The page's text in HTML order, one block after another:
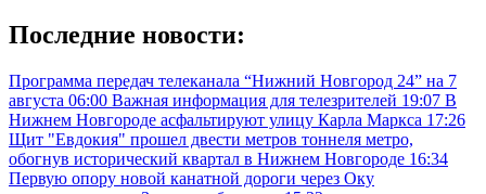
Последние новости:
Программа передач телеканала “Нижний Новгород 24” на 7
августа 06:00 Важная информация для телезрителей 19:07 В
Нижнем Новгороде асфальтируют улицу Карла Маркса 17:26
Щит "Евдокия" прошел двести метров тоннеля метро,
обогнув исторический квартал в Нижнем Новгороде 16:34
Первую опору новой канатной дороги через Оку